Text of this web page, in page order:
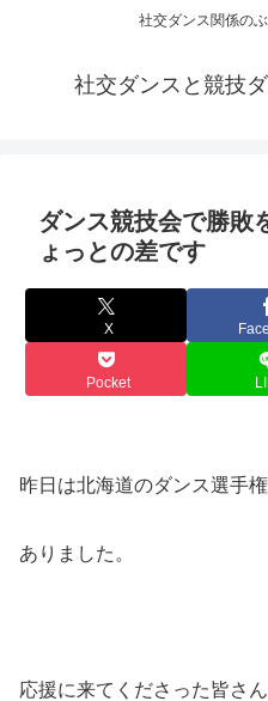
社交ダンス関係の
社交ダンスと競技
ダンス競技会で勝敗
ょっとの差です
X
Pocket
昨日は北海道のダンス選手
ありました。
応援に来てくださった皆さん